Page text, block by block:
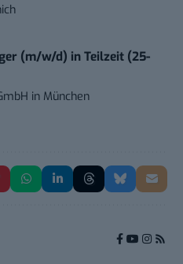
(m/w/d) in Teilzeit (25-
in München